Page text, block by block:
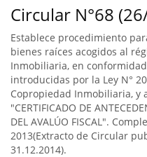
Circular N°68
Establece procedimiento
bienes raíces acogidos al
Inmobiliaria, en
introducidas por la Ley N°
Copropiedad Inmobiliaria, y
"CERTIFICADO DE
DEL AVALÚO FISCAL".
2013(Extracto de Circular
31.12.2014).